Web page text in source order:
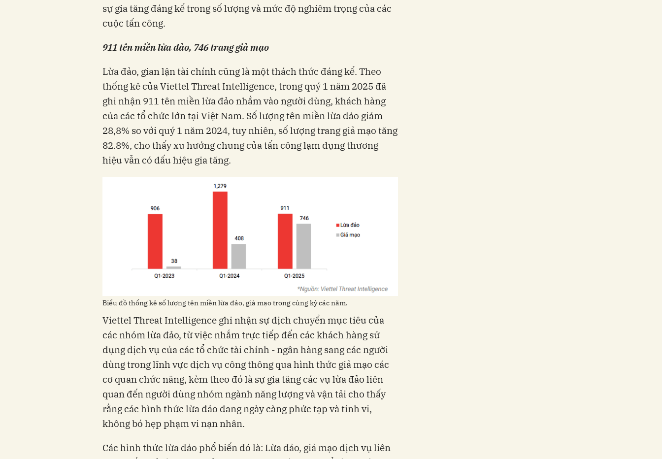
sự gia tăng đáng kể trong số lượng và mức độ nghiêm trọng của các
cuộc tấn công.
911 tên miền lừa đảo, 746 trang giả mạo
Lừa đảo, gian lận tài chính cũng là một thách thức đáng kể. Theo
thống kê của Viettel Threat Intelligence, trong quý 1 năm 2025 đã
ghi nhận 911 tên miền lừa đảo nhắm vào người dùng, khách hàng
của các tổ chức lớn tại Việt Nam. Số lượng tên miền lừa đảo giảm
28,8% so với quý 1 năm 2024, tuy nhiên, số lượng trang giả mạo tăng
82.8%, cho thấy xu hướng chung của tấn công lạm dụng thương
hiệu vẫn có dấu hiệu gia tăng.
Biểu đồ thống kê số lượng tên miền lừa đảo, giả mạo trong cùng kỳ các năm.
Viettel Threat Intelligence ghi nhận sự dịch chuyển mục tiêu của
các nhóm lừa đảo, từ việc nhắm trực tiếp đến các khách hàng sử
dụng dịch vụ của các tổ chức tài chính - ngân hàng sang các người
dùng trong lĩnh vực dịch vụ công thông qua hình thức giả mạo các
cơ quan chức năng, kèm theo đó là sự gia tăng các vụ lừa đảo liên
quan đến người dùng nhóm ngành năng lượng và vận tải cho thấy
rằng các hình thức lừa đảo đang ngày càng phức tạp và tinh vi,
không bó hẹp phạm vi nạn nhân.
Các hình thức lừa đảo phổ biến đó là: Lừa đảo, giả mạo dịch vụ liên